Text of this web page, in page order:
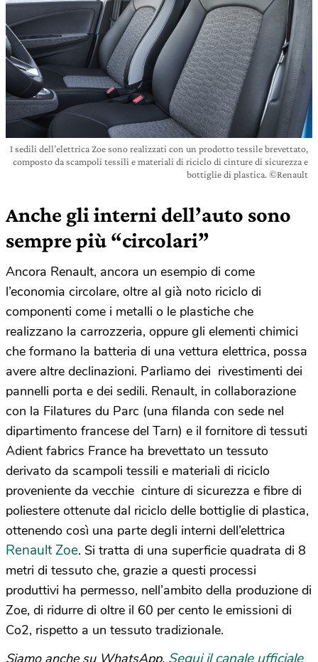
I sedili dell’elettrica Zoe sono realizzati con un prodotto tessile brevettato,
composto da scampoli tessili e materiali di riciclo di cinture di sicurezza e
bottiglie di plastica. ©Renault
Anche gli interni dell’auto sono
sempre più “circolari”
Ancora Renault, ancora un esempio di come
l’economia circolare, oltre al già noto riciclo di
componenti come i metalli o le plastiche che
realizzano la carrozzeria, oppure gli elementi chimici
che formano la batteria di una vettura elettrica, possa
avere altre declinazioni. Parliamo dei rivestimenti dei
pannelli porta e dei sedili. Renault, in collaborazione
con la Filatures du Parc (una filanda con sede nel
dipartimento francese del Tarn) e il fornitore di tessuti
Adient fabrics France ha brevettato un tessuto
derivato da scampoli tessili e materiali di riciclo
proveniente da vecchie cinture di sicurezza e fibre di
poliestere ottenute dal riciclo delle bottiglie di plastica,
ottenendo così una parte degli interni dell’elettrica
Renault Zoe. Si tratta di una superficie quadrata di 8
metri di tessuto che, grazie a questi processi
produttivi ha permesso, nell’ambito della produzione di
Zoe, di ridurre di oltre il 60 per cento le emissioni di
Co2, rispetto a un tessuto tradizionale.
Siamo anche su WhatsApp.